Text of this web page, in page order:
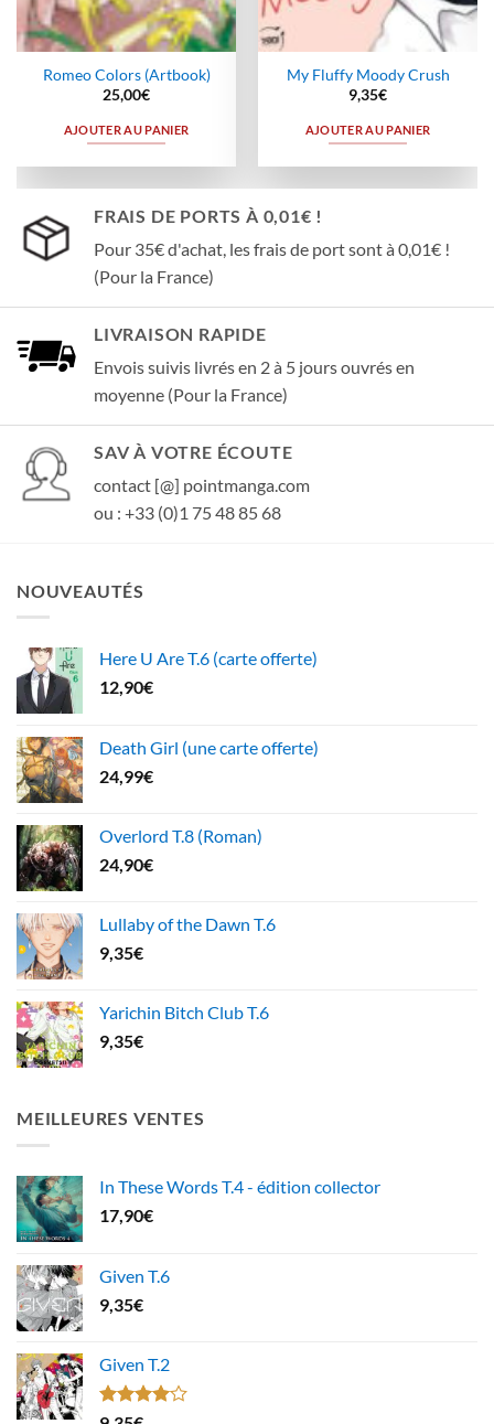
Romeo Colors (Artbook)
25,00€
AJOUTER AU PANIER
My Fluffy Moody Crush
9,35€
AJOUTER AU PANIER
FRAIS DE PORTS À 0,01€ !
Pour 35€ d'achat, les frais de port sont à 0,01€ !
(Pour la France)
LIVRAISON RAPIDE
Envois suivis livrés en 2 à 5 jours ouvrés en
moyenne (Pour la France)
SAV À VOTRE ÉCOUTE
contact [@] pointmanga.com
ou : +33 (0)1 75 48 85 68
NOUVEAUTÉS
Here U Are T.6 (carte offerte)
12,90€
Death Girl (une carte offerte)
24,99€
Overlord T.8 (Roman)
24,90€
Lullaby of the Dawn T.6
9,35€
Yarichin Bitch Club T.6
9,35€
MEILLEURES VENTES
In These Words T.4 - édition collector
17,90€
Given T.6
9,35€
Given T.2
Note